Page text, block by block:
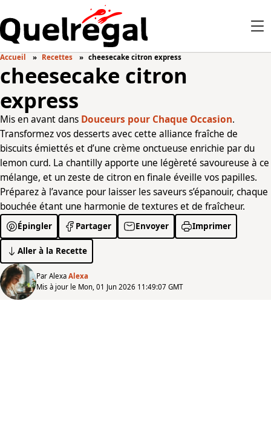
Accueil Recettes cheesecake citron express
cheesecake citron
express
Mis en avant dans Douceurs pour Chaque Occasion.
Transformez vos desserts avec cette alliance fraîche de
biscuits émiettés et d’une crème onctueuse enrichie par du
lemon curd. La chantilly apporte une légèreté savoureuse à ce
mélange, et un zeste de citron en finale éveille vos papilles.
Préparez à l’avance pour laisser les saveurs s’épanouir, chaque
bouchée étant une harmonie de textures et de fraîcheur.
Épingler Partager Envoyer Imprimer
Aller à la Recette
Par Alexa Alexa
Mis à jour le Mon, 01 Jun 2026 11:49:07 GMT